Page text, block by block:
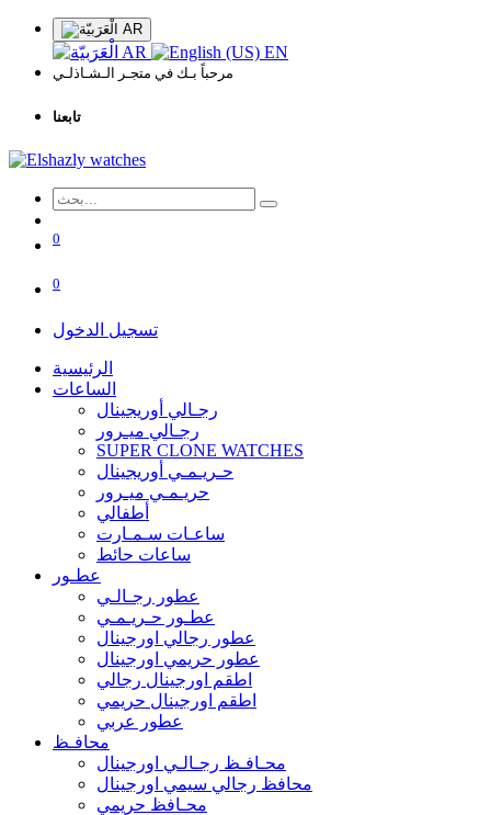
AR
AR EN
مرحباً بـك في متجـر الـشـاذلـي
تابعنا
0
0
تسجيل الدخول
الرئيسية
الساعات
رجـالي أوريجينال
رجـالي ميـرور
SUPER CLONE WATCHES
حـريـمـي أوريجينال
حريـمـي ميـرور
أطفالي
ساعـات سـمـارت
ساعات حائط
عطـور
عطور رجـالـي
عطـور حـريـمـي
عطور رجالي اورجينال
عطور حريمي اورجينال
اطقم اورجينال رجالي
اطقم اورجينال حريمي
عطور عربي
محافـظ
محـافـظ رجـالـي اورجينال
محافظ رجالي سيمي اورجينال
محـافظ حريمي